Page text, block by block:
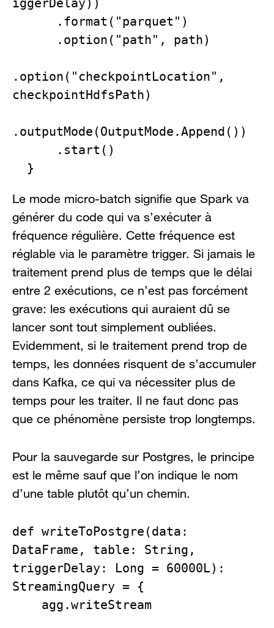
iggerDelay))
.option("checkpointLocation",
checkpointHdfsPath)
.outputMode(OutputMode.Append())
  }
Le mode micro-batch signifie que Spark va
générer du code qui va s’exécuter à
fréquence régulière. Cette fréquence est
réglable via le paramètre trigger. Si jamais le
traitement prend plus de temps que le délai
entre 2 exécutions, ce n’est pas forcément
grave: les exécutions qui auraient dû se
lancer sont tout simplement oubliées.
Evidemment, si le traitement prend trop de
temps, les données risquent de s’accumuler
dans Kafka, ce qui va nécessiter plus de
temps pour les traiter. Il ne faut donc pas
que ce phénomène persiste trop longtemps.
Pour la sauvegarde sur Postgres, le principe
est le même sauf que l’on indique le nom
d’une table plutôt qu’un chemin.
def writeToPostgre(data:
DataFrame, table: String,
triggerDelay: Long = 60000L):
StreamingQuery = {